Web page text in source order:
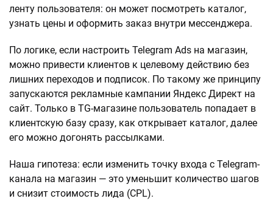
ленту пользователя: он может посмотреть каталог,
узнать цены и оформить заказ внутри мессенджера.
По логике, если настроить Telegram Ads на магазин,
можно привести клиентов к целевому действию без
лишних переходов и подписок. По такому же принципу
запускаются рекламные кампании Яндекс Директ на
сайт. Только в TG-магазине пользователь попадает в
клиентскую базу сразу, как открывает каталог, далее
его можно догонять рассылками.
Наша гипотеза: если изменить точку входа с Telegram-
канала на магазин — это уменьшит количество шагов
и снизит стоимость лида (CPL).